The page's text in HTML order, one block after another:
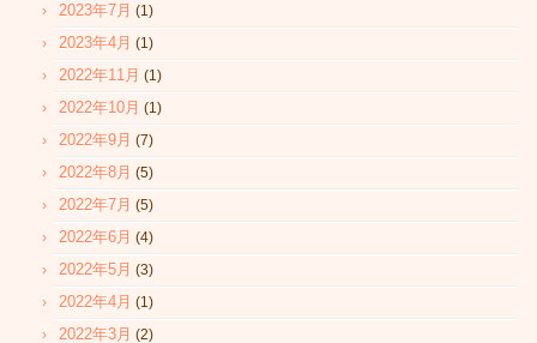
2023年7月 (1)
2023年4月 (1)
2022年11月 (1)
2022年10月 (1)
2022年9月 (7)
2022年8月 (5)
2022年7月 (5)
2022年6月 (4)
2022年5月 (3)
2022年4月 (1)
2022年3月 (2)